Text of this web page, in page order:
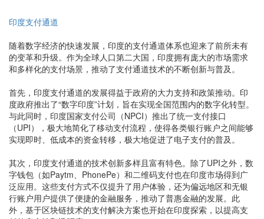
印度支付通道
随着数字经济的快速发展，印度的支付通道体系也迎来了前所未有
的变革和升级。作为全球人口第二大国，印度拥有庞大的市场需求
和多样化的支付场景，推动了支付通道技术的不断创新与普及。
首先，印度支付通道的发展得益于政府的大力支持和政策推动。印
度政府推出了“数字印度”计划，旨在实现全国范围内的数字化转型。
与此同时，印度国家支付公司（NPCI）推出了统一支付接口
（UPI），极大地简化了移动支付流程，使得各类银行账户之间能够
实现即时、低成本的资金转移，极大地促进了电子支付的普及。
其次，印度支付通道的技术创新多样且富有特色。除了UPI之外，数
字钱包（如Paytm、PhonePe）和二维码支付也在印度市场得到广
泛应用。这些支付方式不仅提升了用户体验，还为偏远地区和无银
行账户用户提供了便捷的金融服务，推动了普惠金融的发展。此
外，基于区块链技术的支付解决方案也开始在印度探索，以提高支